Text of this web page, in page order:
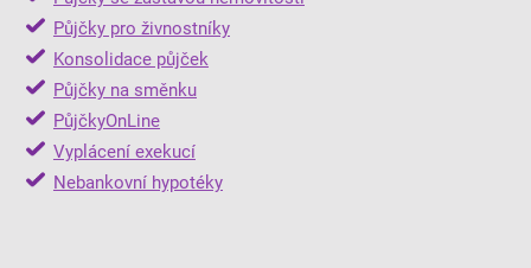
Půjčky pro živnostníky
Konsolidace půjček
Půjčky na směnku
PůjčkyOnLine
Vyplácení exekucí
Nebankovní hypotéky